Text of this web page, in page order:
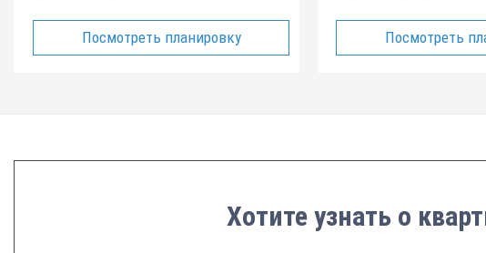
Посмотреть планировку Посмотреть
Хотите узнать о